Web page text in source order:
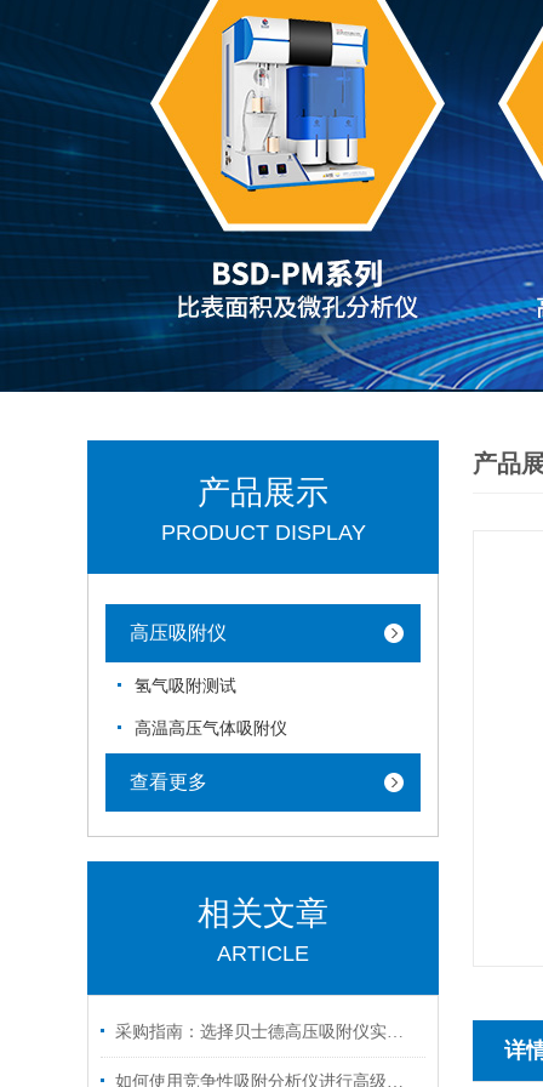
产品展示
PRODUCT DISPLAY
高压吸附仪
氢气吸附测试
高温高压气体吸附仪
查看更多
相关文章
ARTICLE
采购指南：选择贝士德高压吸附仪实力厂家的五大核心理由
如何使用竞争性吸附分析仪进行高级气体吸附实验？
产品
详